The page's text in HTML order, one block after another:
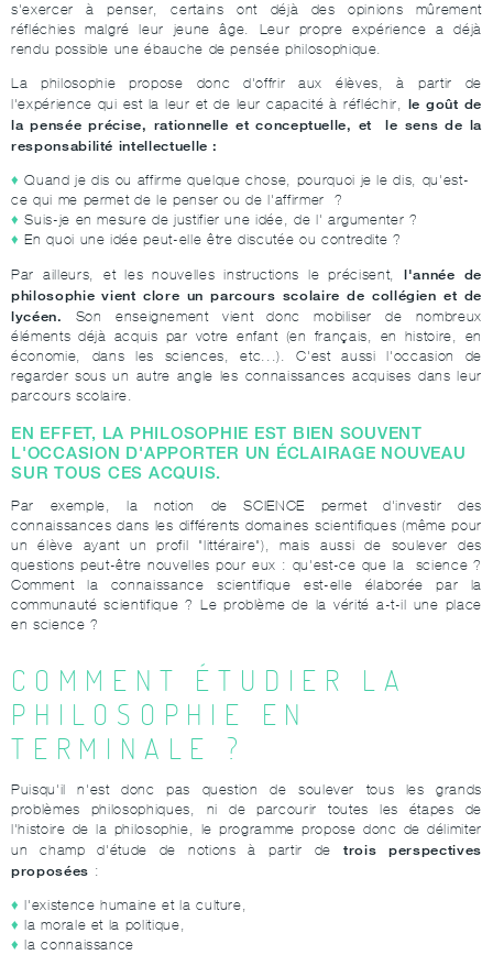
s'exercer à penser, certains ont déjà des opinions mûrement
réfléchies malgré leur jeune âge. Leur propre expérience a déjà
rendu possible une ébauche de pensée philosophique.
La philosophie propose donc d'offrir aux élèves, à partir de
l'expérience qui est la leur et de leur capacité à réfléchir, le goût de
la pensée précise, rationnelle et conceptuelle, et le sens de la
responsabilité intellectuelle :
Quand je dis ou affirme quelque chose, pourquoi je le dis, qu'est-
ce qui me permet de le penser ou de l'affirmer ?
Suis-je en mesure de justifier une idée, de l' argumenter ?
En quoi une idée peut-elle être discutée ou contredite ?
Par ailleurs, et les nouvelles instructions le précisent,l'année de
philosophie vient clore un parcours scolaire de collégien et de
lycéen. Son enseignement vient donc mobiliser de nombreux
éléments déjà acquis par votre enfant (en français, en histoire, en
économie, dans les sciences, etc...). C'est aussi l'occasion de
regarder sous un autre angle les connaissances acquises dans leur
parcours scolaire.
EN EFFET, LA PHILOSOPHIE EST BIEN SOUVENT
L'OCCASION D'APPORTER UN ÉCLAIRAGE NOUVEAU
SUR TOUS CES ACQUIS.
Par exemple, la notion de SCIENCE permet d'investir des
connaissances dans les différents domaines scientifiques (même pour
un élève ayant un profil "littéraire"), mais aussi de soulever des
questions peut-être nouvelles pour eux : qu'est-ce que la science ?
Comment la connaissance scientifique est-elle élaborée par la
communauté scientifique ? Le problème de la vérité a-t-il une place
en science ?
COMMENT ÉTUDIER LA
PHILOSOPHIE EN
TERMINALE ?
Puisqu'il n'est donc pas question de soulever tous les grands
problèmes philosophiques, ni de parcourir toutes les étapes de
l'histoire de la philosophie, le programme propose donc de délimiter
un champ d'étude de notions à partir de
trois perspectives
proposées :
l'existence humaine et la culture,
la morale et la politique,
la connaissance